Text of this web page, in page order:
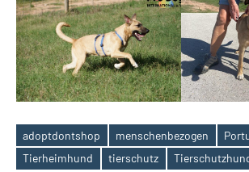
Schlagwörter
adoptdontshop menschenbezogen
Tierheimhund
tierschutz